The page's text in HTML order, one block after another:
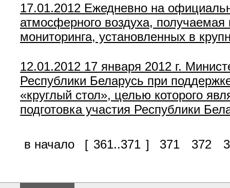
17.01.2012 Ежедневно на
атмосферного воздуха,
мониторинга, установленных в
12.01.2012 17 января 2012 г.
Республики Беларусь при
«круглый стол», целью которого
подготовка участия Республики
в начало [ 361..371 ] 371 372